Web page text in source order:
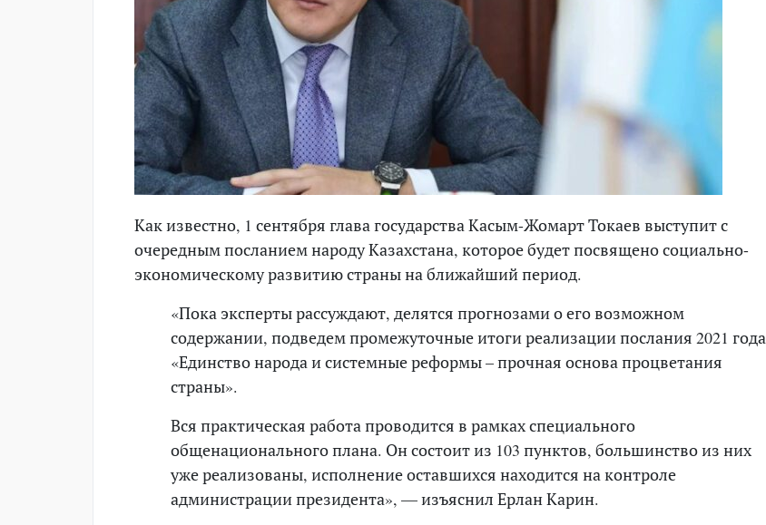
Как известно, 1 сентября глава государства Касым-Жомарт Токаев выступит с
очередным посланием народу Казахстана, которое будет посвящено социально-
экономическому развитию страны на ближайший период.
«Пока эксперты рассуждают, делятся прогнозами о его возможном
содержании, подведем промежуточные итоги реализации послания 2021 года
«Единство народа и системные реформы – прочная основа процветания
страны».
Вся практическая работа проводится в рамках специального
общенационального плана. Он состоит из 103 пунктов, большинство из них
уже реализованы, исполнение оставшихся находится на контроле
администрации президента», — изъяснил Ерлан Карин.